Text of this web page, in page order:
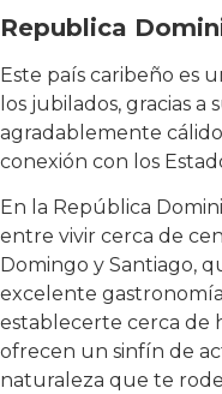
Republica
Este país caribeño es
los jubilados, gracias a
agradablemente
conexión con los
En la República
entre vivir cerca de
Domingo y Santiago,
excelente
establecerte cerca de
ofrecen un sinfín de
naturaleza que te